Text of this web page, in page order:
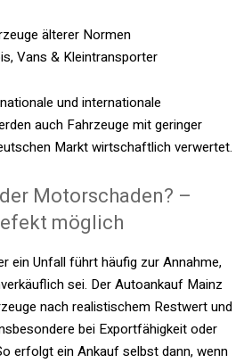
älterer Normen
Vans & Kleintransporter
und internationale
auch Fahrzeuge mit geringer
Markt wirtschaftlich verwertet.
Motorschaden? –
möglich
ein Unfall führt häufig zur Annahme,
sei. Der Autoankauf Mainz
nach realistischem Restwert und
bei Exportfähigkeit oder
erfolgt ein Ankauf selbst dann, wenn